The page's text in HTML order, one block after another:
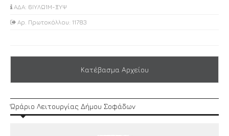
ΑΔΑ: 6ΙΥΛΩ1Μ-ΞΥΨ
Αρ. Πρωτοκόλλου: 11783
Κατέβασμα Αρχείου
Ώράριο Λειτουργίας Δήμου Σοφάδων